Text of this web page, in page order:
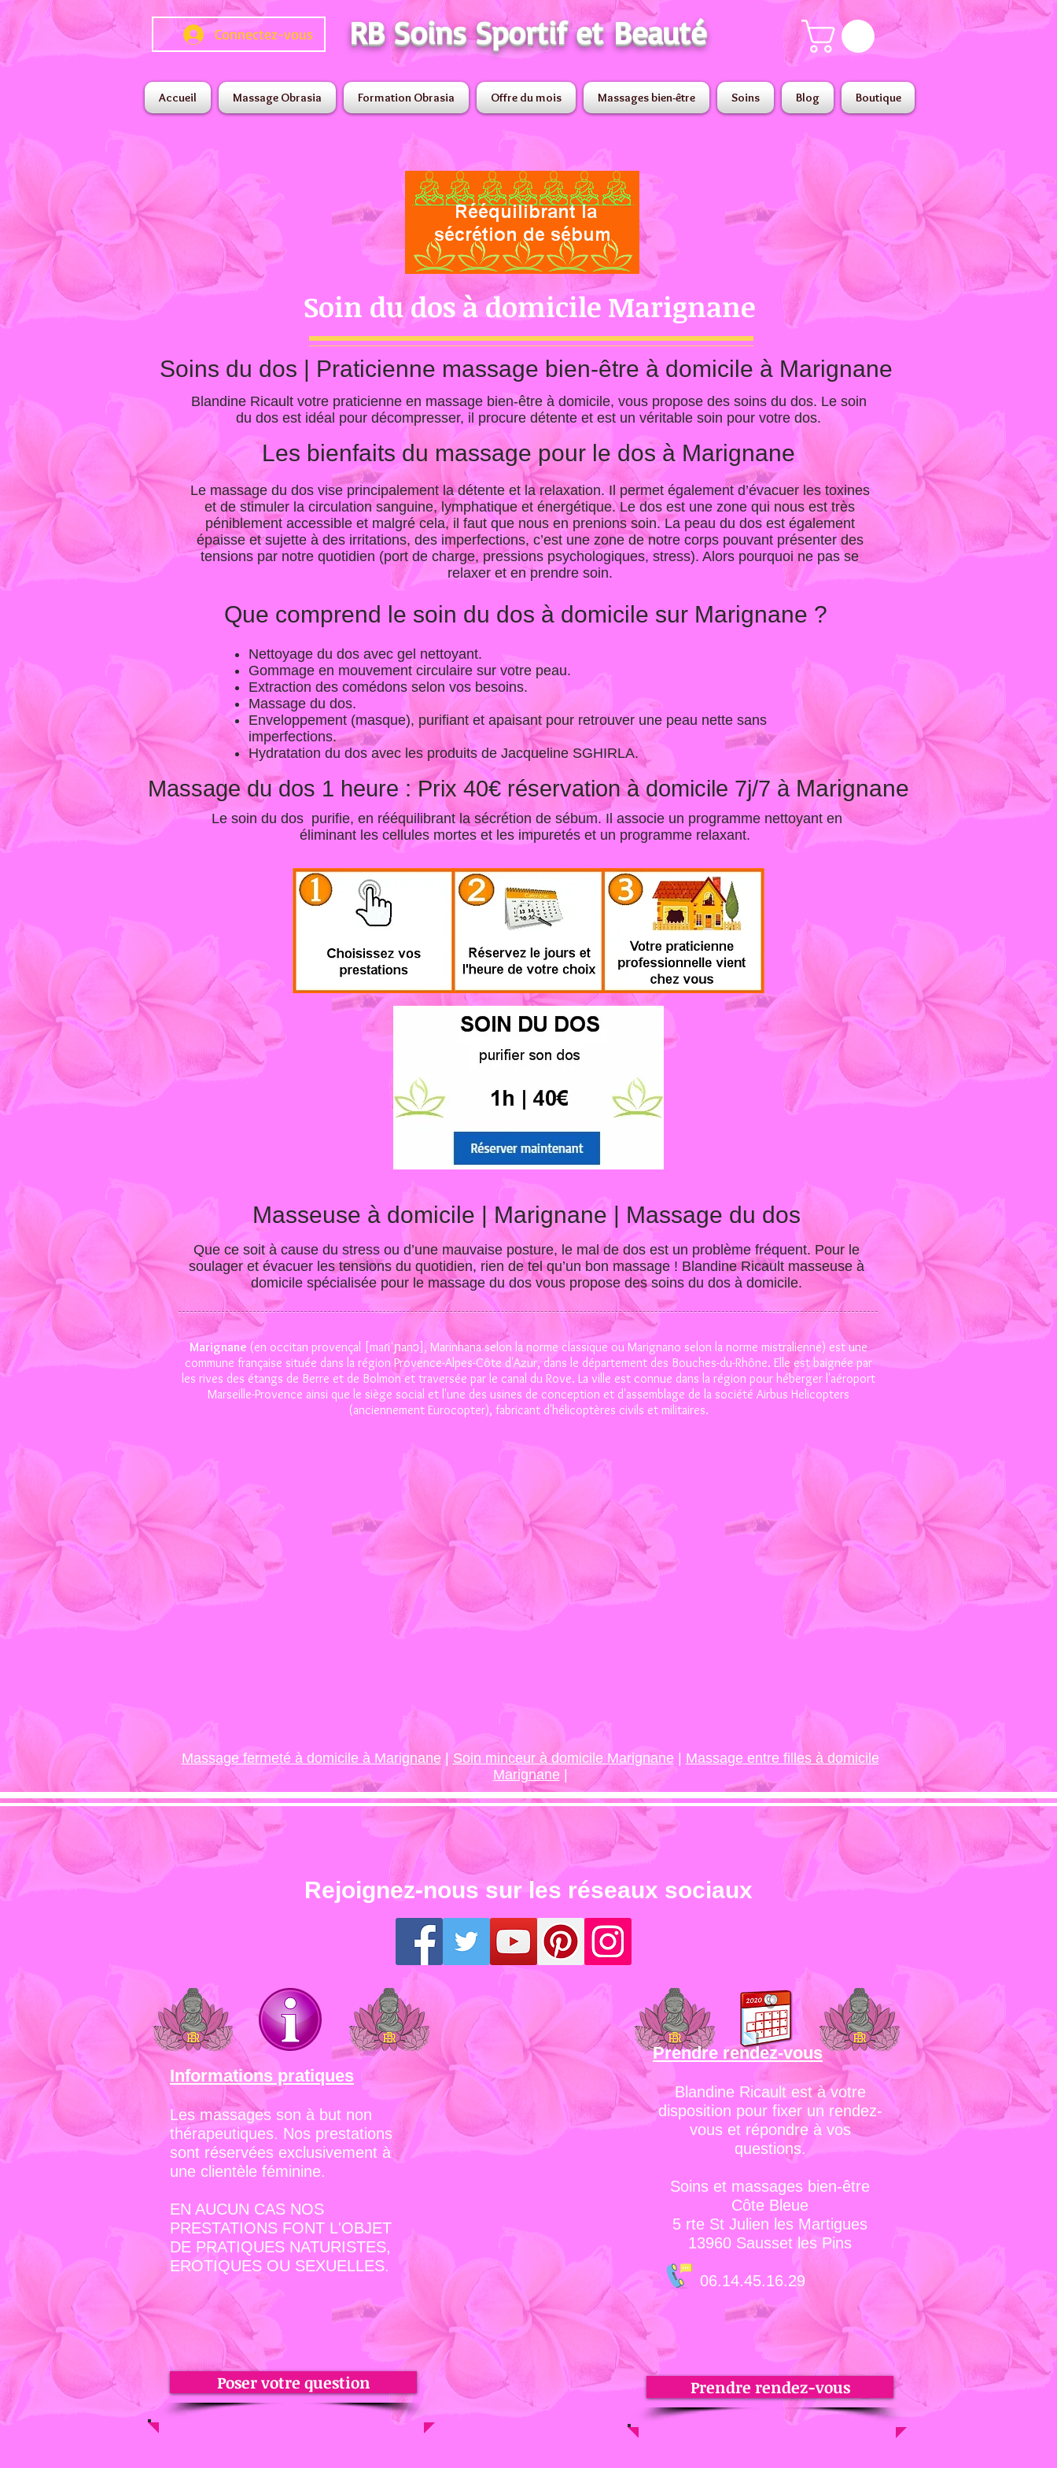
RB Soins Sportif et Beauté
Connectez-vous
Accueil Massage Obrasia Formation Obrasia Offre du mois Massages bien-être Soins Blog Boutique
Soin du dos à domicile Marignane
Soins du dos | Praticienne massage bien-être à domicile à Marignane
Blandine Ricault votre praticienne en massage bien-être à domicile, vous propose des soins du dos. Le soin
du dos est idéal pour décompresser, il procure détente et est un véritable soin pour votre dos.
Les bienfaits du massage pour le dos à Marignane
Le massage du dos vise principalement la détente et la relaxation. Il permet également d’évacuer les toxines
et de stimuler la circulation sanguine, lymphatique et énergétique. Le dos est une zone qui nous est très
péniblement accessible et malgré cela, il faut que nous en prenions soin. La peau du dos est également
épaisse et sujette à des irritations, des imperfections, c’est une zone de notre corps pouvant présenter des
tensions par notre quotidien (port de charge, pressions psychologiques, stress). Alors pourquoi ne pas se
relaxer et en prendre soin.
Que comprend le soin du dos à domicile sur Marignane ?
Nettoyage du dos avec gel nettoyant.
Gommage en mouvement circulaire sur votre peau.
Extraction des comédons selon vos besoins.
Massage du dos.
Enveloppement (masque), purifiant et apaisant pour retrouver une peau nette sans
imperfections.
Hydratation du dos avec les produits de Jacqueline SGHIRLA.
Massage du dos 1 heure : Prix 40€ réservation à domicile 7j/7 à Marignane
Le soin du dos purifie, en rééquilibrant la sécrétion de sébum. Il associe un programme nettoyant en
éliminant les cellules mortes et les impuretés et un programme relaxant.
Masseuse à domicile | Marignane | Massage du dos
Que ce soit à cause du stress ou d’une mauvaise posture, le mal de dos est un problème fréquent. Pour le
soulager et évacuer les tensions du quotidien, rien de tel qu’un bon massage ! Blandine Ricault masseuse à
domicile spécialisée pour le massage du dos vous propose des soins du dos à domicile.
Marignane (en occitan provençal [maɾiˈɲanɔ], Marinhana selon la norme classique ou Marignano selon la norme mistralienne) est une
commune française située dans la région Provence-Alpes-Côte d'Azur, dans le département des Bouches-du-Rhône. Elle est baignée par
les rives des étangs de Berre et de Bolmon et traversée par le canal du Rove. La ville est connue dans la région pour héberger l'aéroport
Marseille-Provence ainsi que le siège social et l'une des usines de conception et d'assemblage de la société Airbus Helicopters
(anciennement Eurocopter), fabricant d'hélicoptères civils et militaires.
Massage fermeté à domicile à Marignane|Soin minceur à domicile Marignane| Massage entre filles à domicile
Marignane
Rejoignez-nous sur les réseaux sociaux
Informations pratiques
Les massages son à but non
thérapeutiques. Nos prestations
sont réservées exclusivement à
une clientèle féminine.
EN AUCUN CAS NOS
PRESTATIONS FONT L'OBJET
DE PRATIQUES NATURISTES,
EROTIQUES OU SEXUELLES.
Poser votre question
Prendre rendez-vous
Blandine Ricault est à votre
disposition pour fixer un rendez-
vous et répondre à vos
questions.
Soins et massages bien-être
Côte Bleue
5 rte St Julien les Martigues
13960 Sausset les Pins
06.14.45.16.29
Prendre rendez-vous